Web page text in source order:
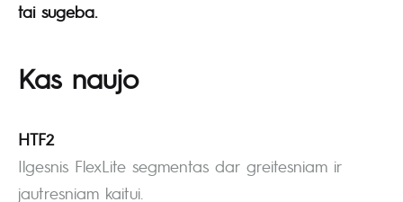
tai sugeba.
Kas naujo
HTF2
Ilgesnis FlexLite segmentas dar greitesniam ir
jautresniam kaitui.